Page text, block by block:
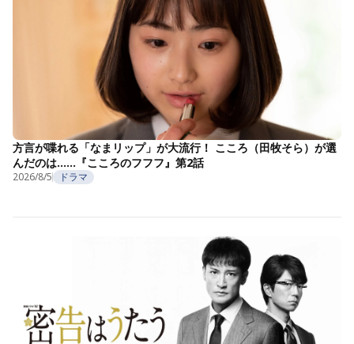
方言が喋れる「なまリップ」が大流行！ こころ（田牧そら）が選
んだのは……『こころのフフフ』第2話
2026/8/5 ドラマ